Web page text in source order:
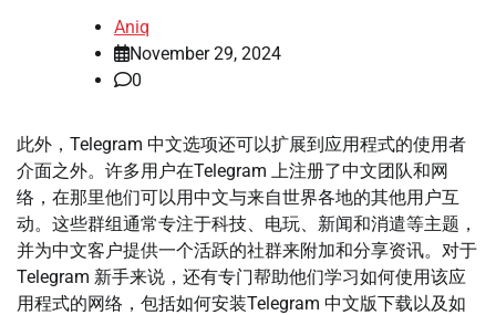
Aniq
November 29, 2024
0
此外，Telegram 中文选项还可以扩展到应用程式的使用者
介面之外。许多用户在Telegram 上注册了中文团队和网
络，在那里他们可以用中文与来自世界各地的其他用户互
动。这些群组通常专注于科技、电玩、新闻和消遣等主题，
并为中文客户提供一个活跃的社群来附加和分享资讯。对于
Telegram 新手来说，还有专门帮助他们学习如何使用该应
用程式的网络，包括如何安装Telegram 中文版下载以及如